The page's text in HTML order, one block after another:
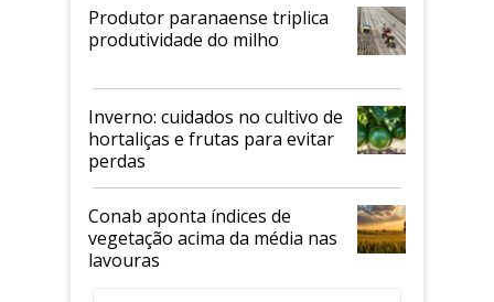
Produtor paranaense triplica
produtividade do milho
Inverno: cuidados no cultivo de
hortaliças e frutas para evitar
perdas
Conab aponta índices de
vegetação acima da média nas
lavouras